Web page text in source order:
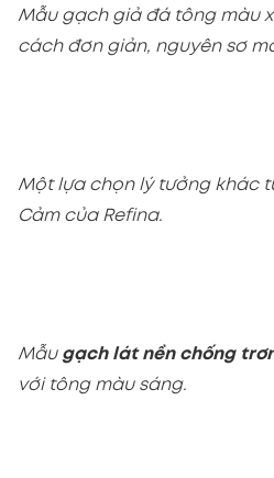
Mẫu gạch giả đá tông màu
cách đơn giản, nguyên sơ
Một lựa chọn lý tưởng khác
Cảm của Refina.
Mẫu gạch lát nền chống
với tông màu sáng.